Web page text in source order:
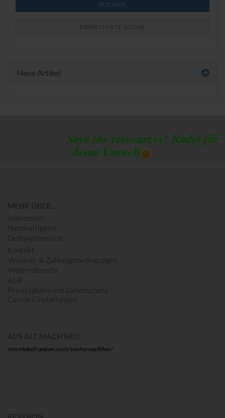
SUCHEN
ERWEITERTE SUCHE
Neue Artikel
Save the ressources! Radel für
deine Umwelt
retrobikefranken.com/vorhernachher/